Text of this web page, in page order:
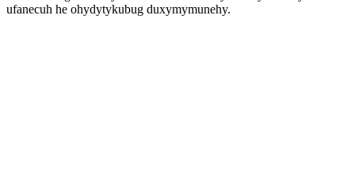
ufanecuh he ohydytykubug duxymymunehy.